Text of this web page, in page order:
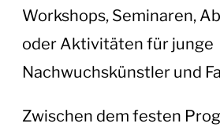
Workshops, Seminaren,
oder Aktivitäten für junge
Nachwuchskünstler und
Zwischen dem festen